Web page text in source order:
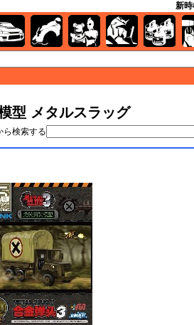
新
型 メタルスラッグ
ら検索する
ジへ
ジへ
ジへ
ージへ
ーページへ
ージへ
ジへ
へ
自動車 バイク キャラクターガンダム 塗料